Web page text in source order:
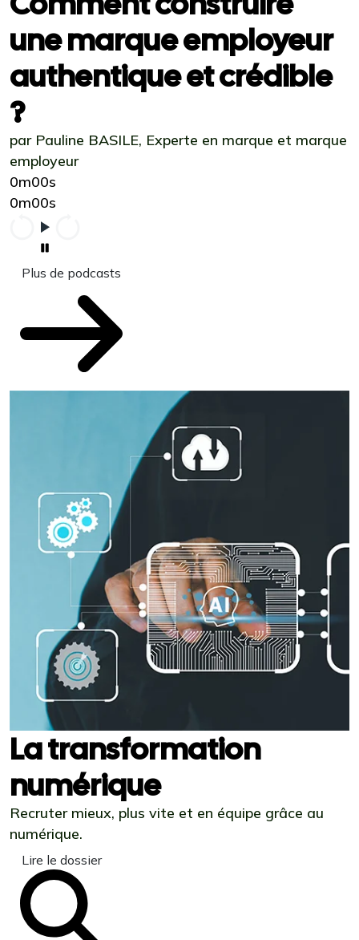
une marque employeur
authentique et crédible
?
par Pauline BASILE, Experte en marque et marque
employeur
0m00s
0m00s
Plus de podcasts
La transformation
numérique
Recruter mieux, plus vite et en équipe grâce au
numérique.
Lire le dossier